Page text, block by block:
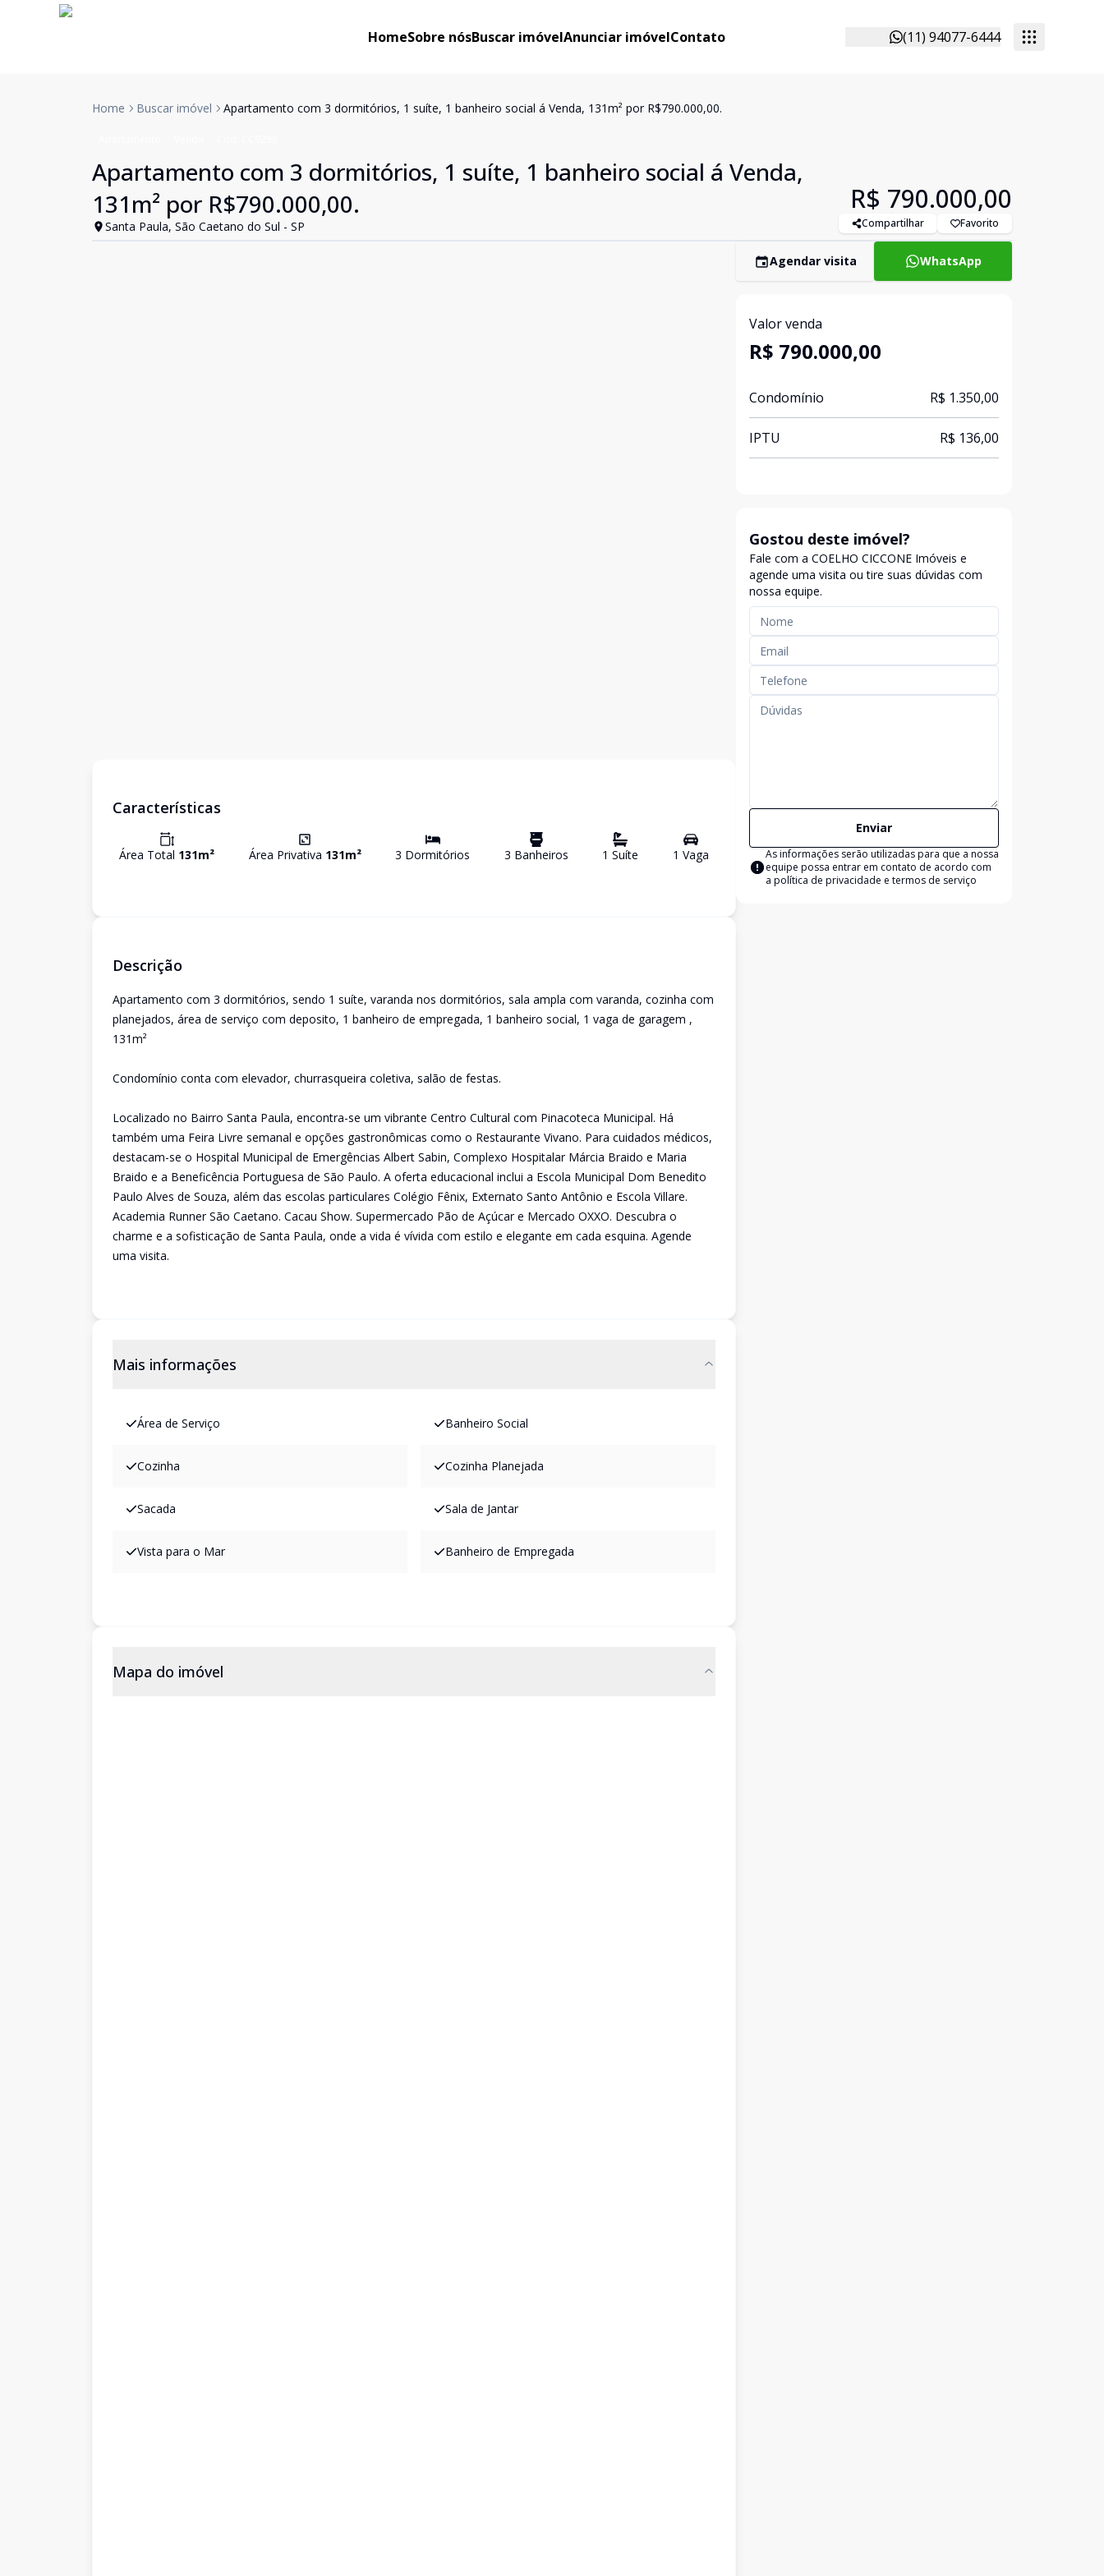
HomeSobre nósBuscar imóvelAnunciar imóvelContato (11) 94077-6444
Home Buscar imóvel Apartamento com 3 dormitórios, 1 suíte, 1 banheiro social á Venda, 131m² por R$790.000,00.
Apartamento com 3 dormitórios, 1 suíte, 1 banheiro social á Venda,
131m² por R$790.000,00.
Santa Paula, São Caetano do Sul - SP
R$ 790.000,00
Compartilhar Favorito
Características
Área Total 131m² Área Privativa 131m² 3 Dormitórios 3 Banheiros 1 Suíte 1 Vaga
Descrição
Apartamento com 3 dormitórios, sendo 1 suíte, varanda nos dormitórios, sala ampla com varanda, cozinha com
planejados, área de serviço com deposito, 1 banheiro de empregada, 1 banheiro social, 1 vaga de garagem ,
131m²
Condomínio conta com elevador, churrasqueira coletiva, salão de festas.
Localizado no Bairro Santa Paula, encontra-se um vibrante Centro Cultural com Pinacoteca Municipal. Há
também uma Feira Livre semanal e opções gastronômicas como o Restaurante Vivano. Para cuidados médicos,
destacam-se o Hospital Municipal de Emergências Albert Sabin, Complexo Hospitalar Márcia Braido e Maria
Braido e a Beneficência Portuguesa de São Paulo. A oferta educacional inclui a Escola Municipal Dom Benedito
Paulo Alves de Souza, além das escolas particulares Colégio Fênix, Externato Santo Antônio e Escola Villare.
Academia Runner São Caetano. Cacau Show. Supermercado Pão de Açúcar e Mercado OXXO. Descubra o
charme e a sofisticação de Santa Paula, onde a vida é vívida com estilo e elegante em cada esquina. Agende
uma visita.
Mais informações
Área de Serviço Banheiro Social
Cozinha Cozinha Planejada
Sacada Sala de Jantar
Vista para o Mar Banheiro de Empregada
Mapa do imóvel
Agendar visita WhatsApp
Valor venda
R$ 790.000,00
Condomínio R$ 1.350,00
IPTU R$ 136,00
Gostou deste imóvel?
Fale com a COELHO CICCONE Imóveis e
agende uma visita ou tire suas dúvidas com
nossa equipe.
Enviar
As informações serão utilizadas para que a nossa
equipe possa entrar em contato de acordo com
a política de privacidade e termos de serviço